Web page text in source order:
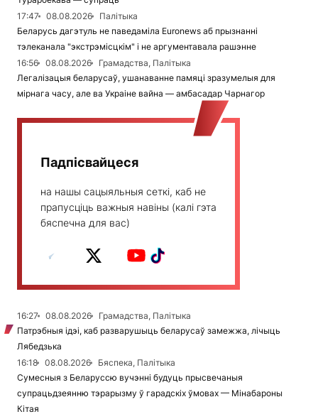
17:47
08.08.2026
Палітыка
Беларусь дагэтуль не паведаміла Euronews аб прызнанні
тэлеканала "экстрэмісцкім" і не аргументавала рашэнне
16:56
08.08.2026
Грамадства, Палітыка
Легалізацыя беларусаў, ушанаванне памяці зразумелыя для
мірнага часу, але ва Украіне вайна — амбасадар Чарнагор
Падпісвайцеся
на нашы сацыяльныя сеткі, каб не
прапусціць важныя навіны (калі гэта
бяспечна для вас)
16:27 08.08.2026
Грамадства, Палітыка
Патрэбныя ідэі, каб разварушыць беларусаў замежжа, лічыць
Лябедзька
16:18
08.08.2026
Бяспека, Палітыка
Сумесныя з Беларуссю вучэнні будуць прысвечаныя
супрацьдзеянню тэрарызму ў гарадскіх ўмовах — Мінабароны
Кітая